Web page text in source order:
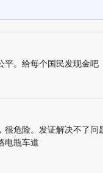
平。给每个国民发现金吧
危险。发证解决不了问
电瓶车道